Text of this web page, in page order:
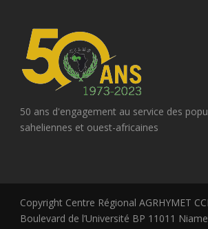
50 ans d'engagement au service des
saheliennes et ouest-africaines
Copyright Centre Régional AGRHYMET
Boulevard de l’Université BP 11011